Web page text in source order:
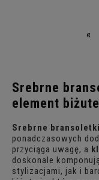
«
Srebrne
element
Srebrne bransoletki
ponadczasowych
przyciąga uwagę, a
doskonale
stylizacjami, jak i